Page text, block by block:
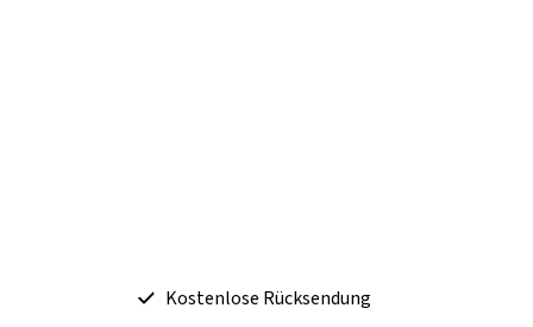
Kostenlose Rücksendung